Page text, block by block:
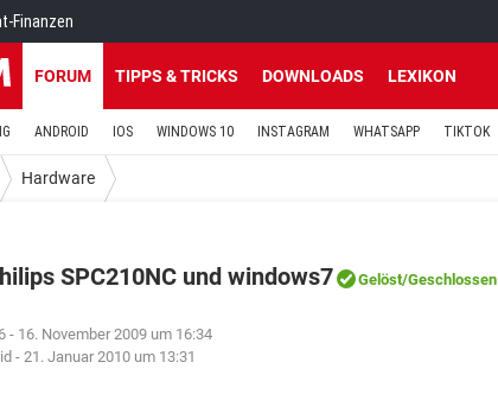
Finanzen
FORUM TIPPS & TRICKS DOWNLOADS LEXIKON
ANDROID IOS WINDOWS 10 INSTAGRAM WHATSAPP TIKTOK
Hardware
SPC210NC und windows7 Gelöst/Geschlossen
- 16. November 2009 um 16:34
- 21. Januar 2010 um 13:31